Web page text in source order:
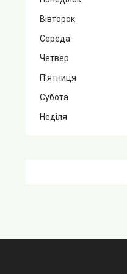
Вівторок
Середа
Четвер
Пʼятниця
Субота
Неділя